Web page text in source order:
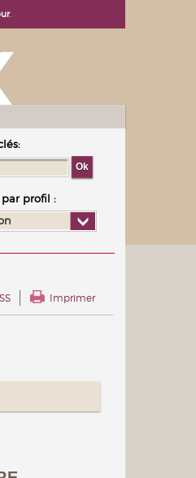
.
:
par profil :
Imprimer